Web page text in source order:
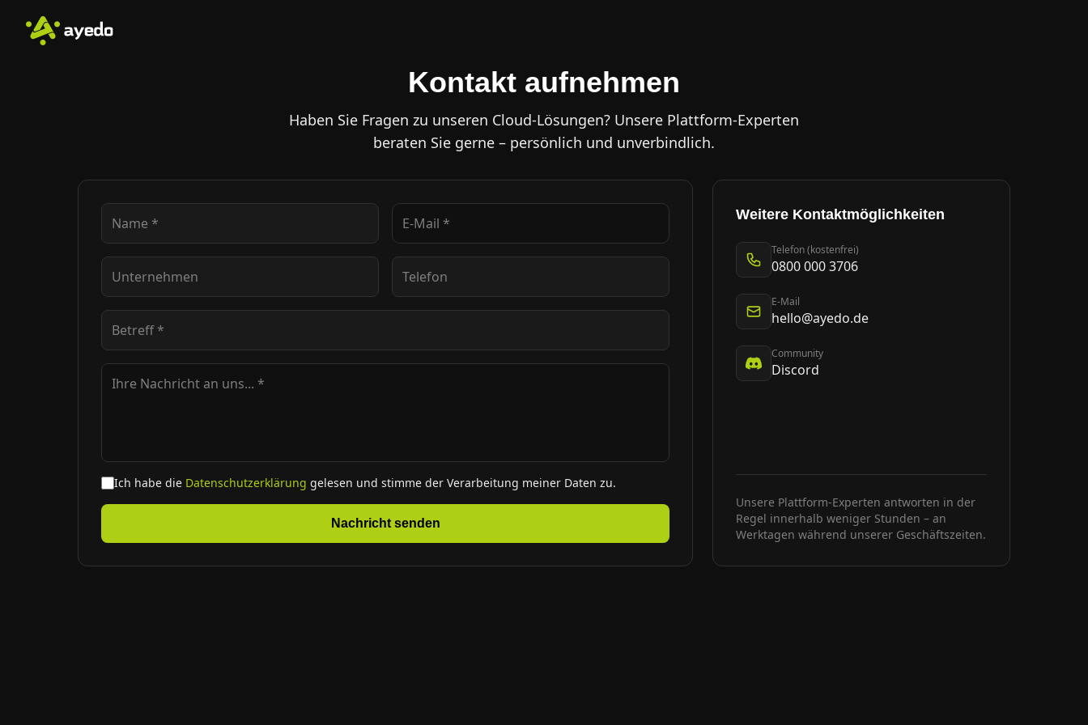
Kontakt aufnehmen
Haben Sie Fragen zu unseren Cloud-Lösungen? Unsere Plattform-Experten
beraten Sie gerne – persönlich und unverbindlich.
Ich habe die Datenschutzerklärung gelesen und stimme der Verarbeitung meiner Daten zu.
Nachricht senden
Weitere Kontaktmöglichkeiten
Telefon (kostenfrei)
0800 000 3706
E-Mail
hello@ayedo.de
Community
Discord
Unsere Plattform-Experten antworten in der
Regel innerhalb weniger Stunden – an
Werktagen während unserer Geschäftszeiten.